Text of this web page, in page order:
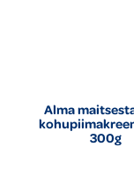
Alma
300g